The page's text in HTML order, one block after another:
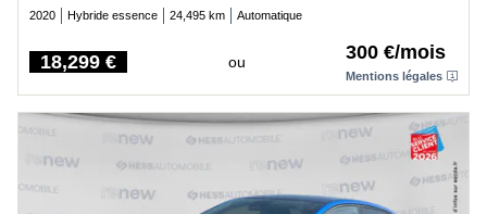
2020 Hybride essence 24,495 km Automatique
Price
18,299 € ou 300 €/mois
Mentions légales